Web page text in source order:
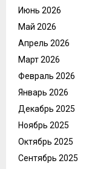
Июнь 2026
Май 2026
Апрель 2026
Март 2026
Февраль 2026
Январь 2026
Декабрь 2025
Ноябрь 2025
Октябрь 2025
Сентябрь 2025